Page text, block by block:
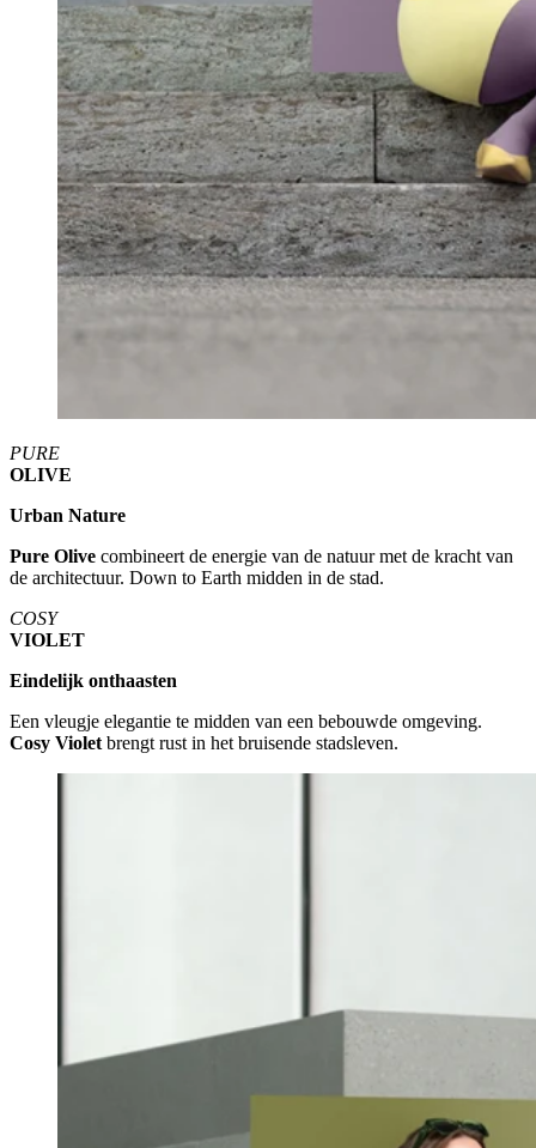
PURE
OLIVE
Urban Nature
Pure Olive combineert de energie van de natuur met de kracht van
de architectuur. Down to Earth midden in de stad.
COSY
VIOLET
Eindelijk onthaasten
Een vleugje elegantie te midden van een bebouwde omgeving.
Cosy Violet brengt rust in het bruisende stadsleven.